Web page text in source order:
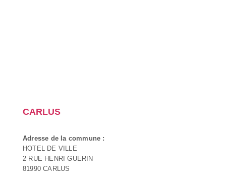
CARLUS
Adresse de la commune :
HOTEL DE VILLE
2 RUE HENRI GUERIN
81990 CARLUS